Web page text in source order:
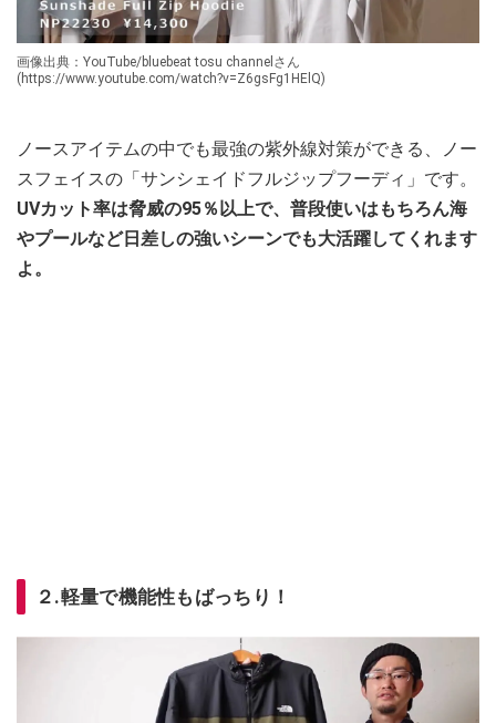
画像出典：YouTube/bluebeat tosu channelさん
(https://www.youtube.com/watch?v=Z6gsFg1HElQ)
ノースアイテムの中でも最強の紫外線対策ができる、ノー
スフェイスの「サンシェイドフルジップフーディ」です。
UVカット率は脅威の95％以上で、普段使いはもちろん海
やプールなど日差しの強いシーンでも大活躍してくれます
よ。
２.軽量で機能性もばっちり！